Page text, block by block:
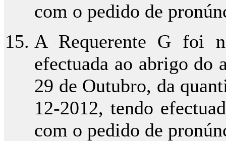
com o pedido de
A Requerente G foi
efectuada ao abrigo do
29 de Outubro, da
12-2012, tendo
com o pedido de